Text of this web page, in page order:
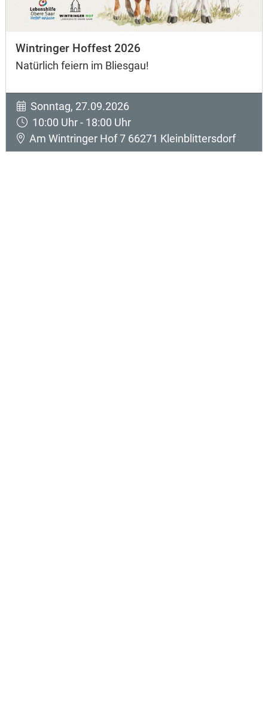
Wintringer Hoffest 2026
Natürlich feiern im Bliesgau!
Sonntag, 27.09.2026
10:00 Uhr - 18:00 Uhr
Am Wintringer Hof 7 66271 Kleinblittersdorf